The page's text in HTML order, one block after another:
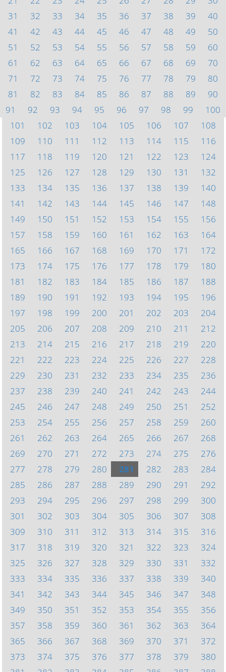
31
32 33 34 35 36 37 38 39
40
41
42 43 44 45 46 47 48 49
50
51
52 53 54 55 56 57 58 59
60
61
62 63 64 65 66 67 68 69
70
71
72 73 74 75 76 77 78 79
80
81
82 83 84 85 86 87 88 89
90
91
92 93 94 95 96 97 98 99
100
101
102 103 104 105 106 107
108
109
110 111 112 113 114 115
116
117
118 119 120 121 122 123
124
125
126 127 128 129 130 131
132
133
134 135 136 137 138 139
140
141
142 143 144 145 146 147
148
149
150 151 152 153 154 155
156
157
158 159 160 161 162 163
164
165
166 167 168 169 170 171
172
173
174 175 176 177 178 179
180
181
182 183 184 185 186 187
188
189
190 191 192 193 194 195
196
197
198 199 200 201 202 203
204
205
206 207 208 209 210 211
212
213
214 215 216 217 218 219
220
221
222 223 224 225 226 227
228
229
230 231 232 233 234 235
236
237
238 239 240 241 242 243
244
245
246 247 248 249 250 251
252
253
254 255 256 257 258 259
260
261
262 263 264 265 266 267
268
269
270 271 272 273 274 275
276
277
278 279 280 281 282 283
284
285
286 287 288 289 290 291
292
293
294 295 296 297 298 299
300
301
302 303 304 305 306 307
308
309
310 311 312 313 314 315
316
317
318 319 320 321 322 323
324
325
326 327 328 329 330 331
332
333
334 335 336 337 338 339
340
341
342 343 344 345 346 347
348
349
350 351 352 353 354 355
356
357
358 359 360 361 362 363
364
365
366 367 368 369 370 371
372
373
374 375 376 377 378 379
380